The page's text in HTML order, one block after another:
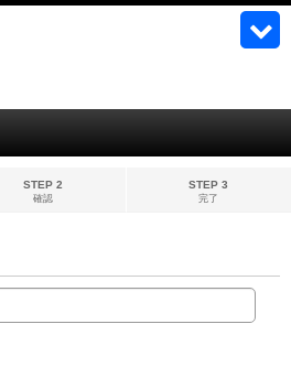
STEP 2
確認
STEP 3
完了